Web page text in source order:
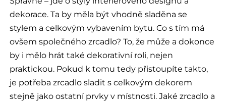
dekorace. Ta by měla být vhodně sladěna se
stylem a celkovým vybavením bytu. Co s tím má
ovšem společného zrcadlo? To, že může a dokonce
by i mělo hrát také dekorativní roli, nejen
praktickou. Pokud k tomu tedy přistoupíte takto,
je potřeba zrcadlo sladit s celkovým dekorem
stejně jako ostatní prvky v místnosti. Jaké zrcadlo a